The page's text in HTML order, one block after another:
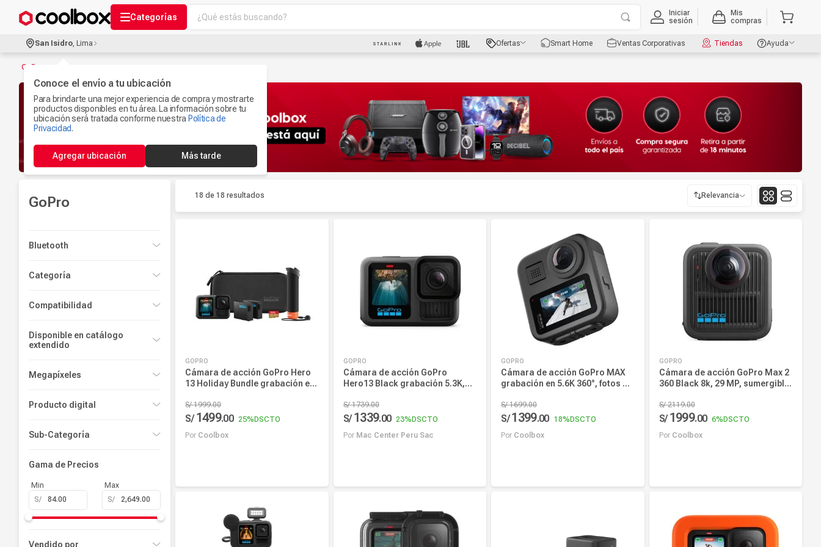
Categorías
¿Qué estás buscando?
3.
Ipad
Ps5
Microfono
7
8.
Iniciar
sesión
Mis
compras
San Isidro, Lima
Conoce el envío a tu ubicación
Para brindarte una mejor experiencia de compra y mostrarte
productos disponibles en tu área. La información sobre tu
ubicación será tratada conforme nuestra Política de
Privacidad.
Agregar ubicación Más tarde
Ofertas Smart Home Ventas Corporativas Tiendas Ayuda
GoPro
GoPro
Bluetooth
Categoría
Compatibilidad
HERO9 Black
Disponible en catálogo
extendido
Megapíxeles
27 MP
Producto digital
Sub-Categoría
Gama de Precios
Min
S/
Max
S/
Vendido por
18 de 18resultados Relevancia
Más reciente
Mayor Descuento
Precio más alto
Precio más bajo
Nombre, creciente
GOPRO
Cámara de acción GoPro Hero
13 Holiday Bundle grabación en
baterías Enduro, 2 soportes
adhesivos, MicroSD 64GB y
S/ 1999.00
S/ 1499.00 25% DSCTO
Por Coolbox
GOPRO
Cámara de acción GoPro
Hero13 Black grabación 5.3K,
sumergible 10 metros, negro
S/ 1739.00
S/ 1339.00 23% DSCTO
Por Mac Center Peru Sac
GOPRO
Cámara de acción GoPro MAX
grabación en 5.6K 360°, fotos de
batería, Max HyperSmooth,
captura envolvente en 360°
S/ 1699.00
S/ 1399.00 18% DSCTO
Por Coolbox
GOPRO
Cámara de acción GoPro Max 2
360 Black 8k, 29 MP, sumergible
S/ 2119.00
S/ 1999.00 6% DSCTO
Por Coolbox